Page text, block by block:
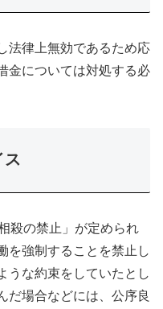
法律上無効であるため応
金については対処する必
ス
殺の禁止」が定められ
を強制することを禁止し
うな約束をしていたとし
だ場合などには、公序良